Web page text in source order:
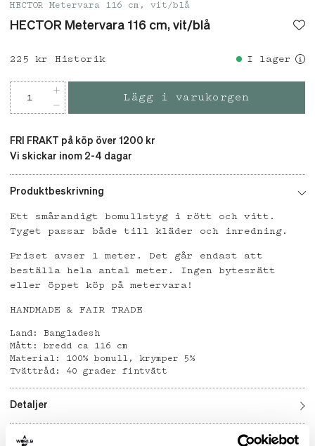
HECTOR Metervara 116 cm, vit/blå
HECTOR Metervara 116 cm, vit/blå
Pris : 225 kr
225 kr Historik I lager
Lägg i varukorgen
FRI FRAKT på köp över 1200 kr
Vi skickar inom 2-4 dagar
Produktbeskrivning
Ett smårandigt bomullstyg i rött och vitt.
Tyget passar både till kläder och inredning.
Priset avser 1 meter. Det går endast att
beställa hela antal meter. Ingen bytesrätt
eller öppet köp på metervara!
HANDMADE & FAIR TRADE
Land: Bangladesh
Mått: bredd ca 116 cm
Material: 100% bomull, krymper 5%
Tvättråd: 40 grader fintvätt
Detaljer